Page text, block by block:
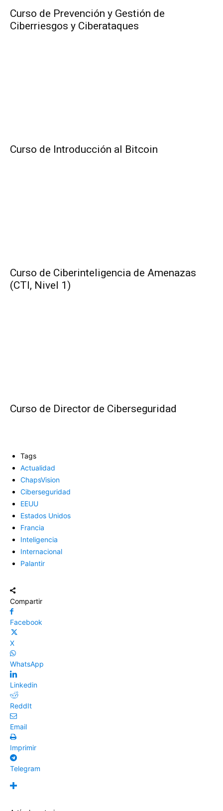
Curso de Prevención y Gestión de
Ciberriesgos y Ciberataques
Curso de Introducción al Bitcoin
Curso de Ciberinteligencia de Amenazas
(CTI, Nivel 1)
Curso de Director de Ciberseguridad
Tags
Actualidad
ChapsVision
Ciberseguridad
EEUU
Estados Unidos
Francia
Inteligencia
Internacional
Palantir
Compartir
Facebook
X
WhatsApp
Linkedin
ReddIt
Email
Imprimir
Telegram